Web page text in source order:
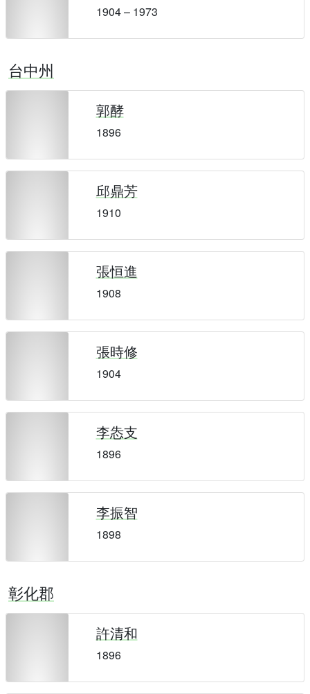
1904 – 1973
台中州
郭酵
1896
邱鼎芳
1910
張恒進
1908
張時修
1904
李怣支
1896
李振智
1898
彰化郡
許清和
1896